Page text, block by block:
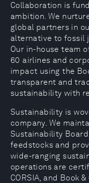
Collaboration is
ambition. We
global partners in
alternative to fossil
Our in-house team
60 airlines and
impact using the
transparent and
sustainability with
Sustainability is
company. We
Sustainability
feedstocks and
wide-ranging
operations are
CORSIA, and Book